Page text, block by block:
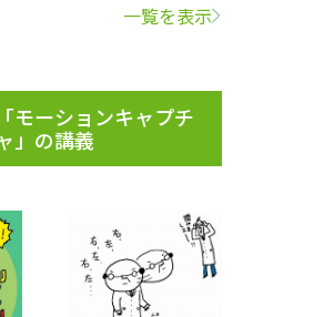
一覧を表示
モーションキャプチ
」の講義